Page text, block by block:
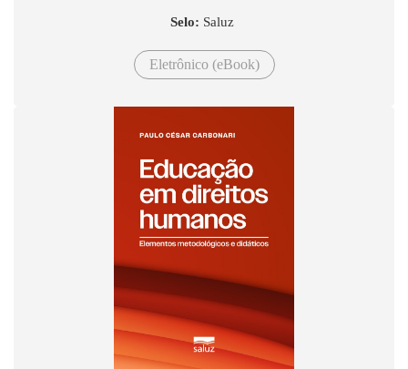
Selo: Saluz
Eletrônico (eBook)